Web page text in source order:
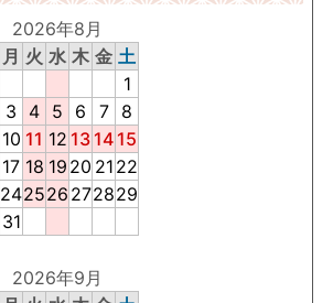
2026年8月
月 火 水 木 金 土
1
3 4 5 6 7
8
10 11 12 13 14 15
17 18 19 20 21 22
242526 272829
31
2026年9月